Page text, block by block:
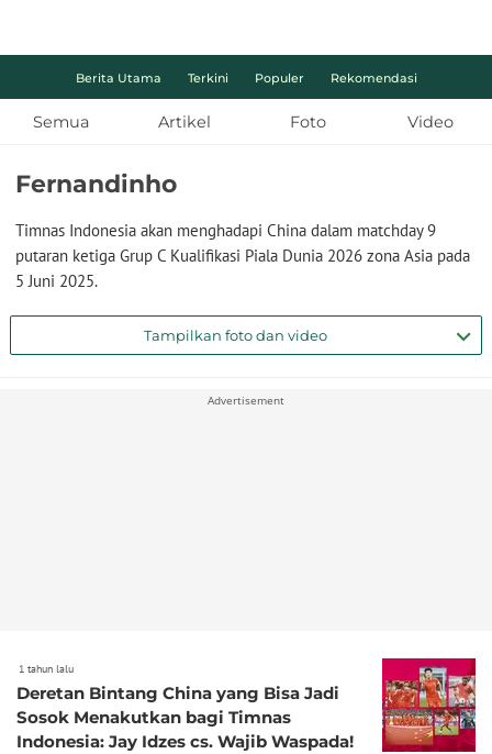
Berita Utama Terkini Populer Rekomendasi
Semua Artikel Foto Video
Fernandinho
Timnas Indonesia akan menghadapi China dalam matchday 9
putaran ketiga Grup C Kualifikasi Piala Dunia 2026 zona Asia pada
5 Juni 2025.
Tampilkan foto dan video
Advertisement
1 tahun lalu
Deretan Bintang China yang Bisa Jadi
Sosok Menakutkan bagi Timnas
Indonesia: Jay Idzes cs. Wajib Waspada!